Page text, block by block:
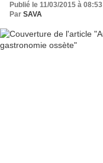
Publié le 11/03/2015 à 08:53
Par SAVA